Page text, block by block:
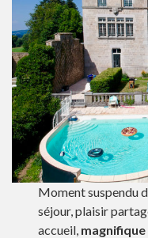
Moment suspendu
séjour, plaisir
accueil,